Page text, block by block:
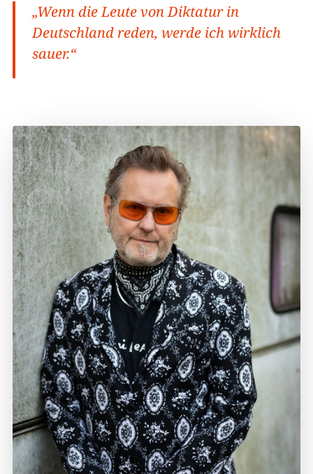
„Wenn die Leute von Diktatur in
Deutschland reden, werde ich wirklich
sauer.“